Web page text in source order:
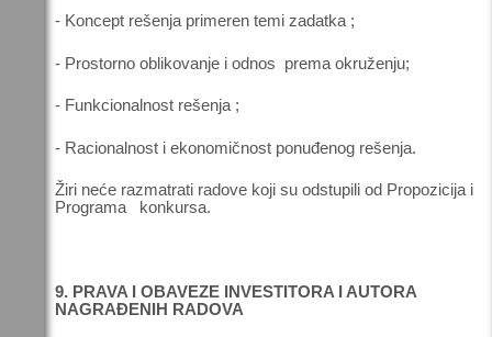
- Koncept rešenja primeren temi zadatka ;
- Prostorno oblikovanje i odnos prema okruženju;
- Funkcionalnost rešenja ;
- Racionalnost i ekonomičnost ponuđenog rešenja.
Žiri neće razmatrati radove koji su odstupili od Propozicija i
Programa konkursa.
9. PRAVA I OBAVEZE INVESTITORA I AUTORA
NAGRAĐENIH RADOVA